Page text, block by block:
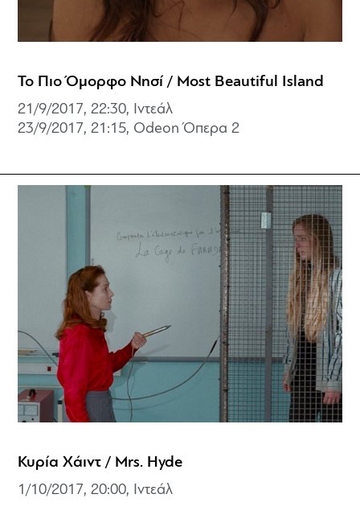
Το Πιο Όμορφο Νησί / Most Beautiful Island
21/9/2017, 22:30, Ιντεάλ
23/9/2017, 21:15, Odeon Όπερα 2
Κυρία Χάιντ / Mrs. Hyde
1/10/2017, 20:00, Ιντεάλ